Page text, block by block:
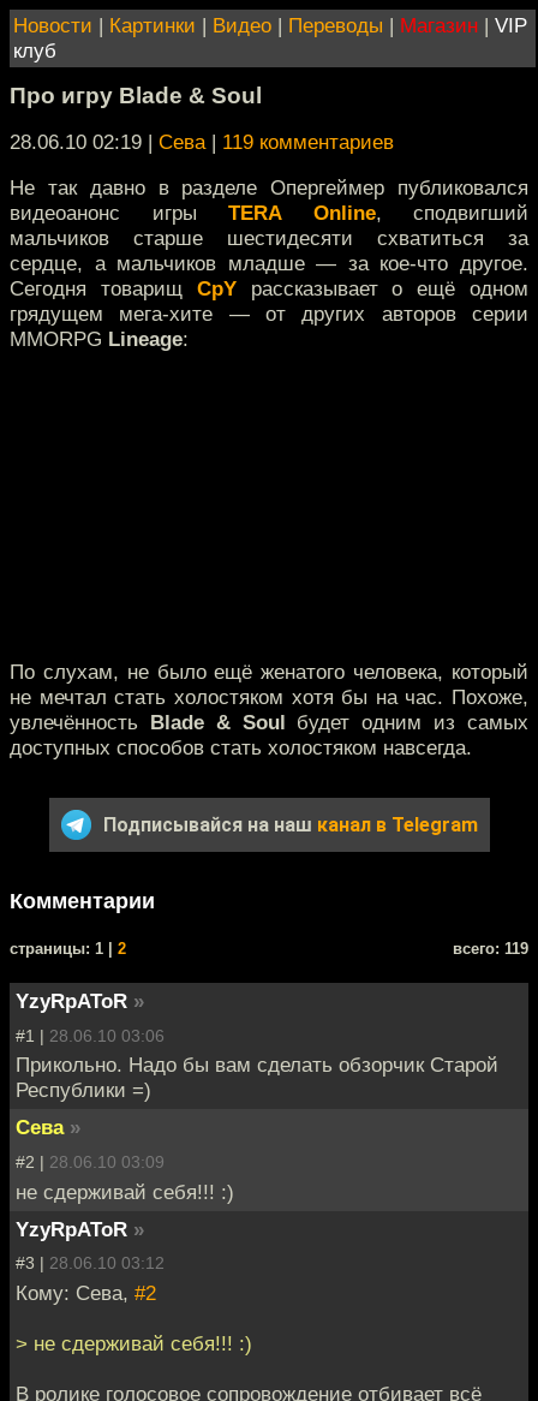
Новости | Картинки | Видео | Переводы | Магазин | VIP
клуб
Про игру Blade & Soul
28.06.10 02:19 | Сева| 119 комментариев
Не так давно в разделе Опергеймер публиковался
видеоанонс игры TERA Online, сподвигший
мальчиков старше шестидесяти схватиться за
сердце, а мальчиков младше — за кое-что другое.
Сегодня товарищ CpYрассказывает о ещё одном
грядущем мега-хите — от других авторов серии
MMORPG Lineage:
По слухам, не было ещё женатого человека, который
не мечтал стать холостяком хотя бы на час. Похоже,
увлечённость Blade & Soul будет одним из самых
доступных способов стать холостяком навсегда.
Подписывайся на наш канал в Telegram
Комментарии
cтраницы: 1 | 2 всего: 119
YzyRpAToR »
#1 | 28.06.10 03:06
Прикольно. Надо бы вам сделать обзорчик Старой
Республики =)
Сева »
#2 | 28.06.10 03:09
не сдерживай себя!!! :)
YzyRpAToR »
#3 | 28.06.10 03:12
Кому: Сева, #2
> не сдерживай себя!!! :)
В ролике голосовое сопровождение отбивает всё